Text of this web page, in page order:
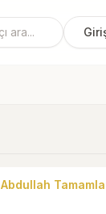
Abdullah